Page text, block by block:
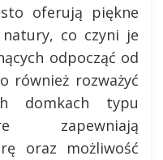
oferują piękne
co czyni je
odpocząć od
również rozważyć
domkach typu
zapewniają
oraz możliwość